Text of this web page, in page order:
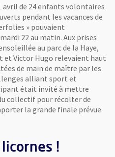
de 24 enfants volontaires
pendant les vacances de
» pouvaient
22 au matin. Aux prises
au parc de la Haye,
et Victor Hugo relevaient haut
de main de maître par les
alliant sport et
était invité à mettre
collectif pour récolter de
la grande finale prévue
!